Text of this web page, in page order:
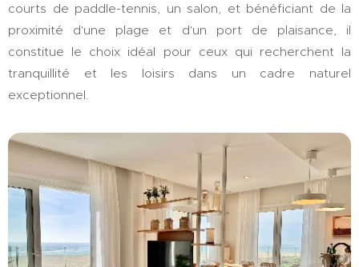
courts de paddle-tennis, un salon, et bénéficiant de la
proximité d'une plage et d'un port de plaisance, il
constitue le choix idéal pour ceux qui recherchent la
tranquillité et les loisirs dans un cadre naturel
exceptionnel.